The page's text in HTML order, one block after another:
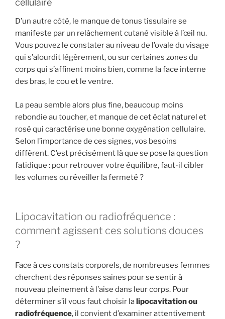
D’un autre côté, le manque de tonus tissulaire se
manifeste par un relâchement cutané visible à l’œil nu.
Vous pouvez le constater au niveau de l’ovale du visage
qui s’alourdit légèrement, ou sur certaines zones du
corps qui s’affinent moins bien, comme la face interne
des bras, le cou et le ventre.
La peau semble alors plus fine, beaucoup moins
rebondie au toucher, et manque de cet éclat naturel et
rosé qui caractérise une bonne oxygénation cellulaire.
Selon l’importance de ces signes, vos besoins
diffèrent. C’est précisément là que se pose la question
fatidique : pour retrouver votre équilibre, faut-il cibler
les volumes ou réveiller la fermeté ?
Lipocavitation ou radiofréquence :
comment agissent ces solutions douces
?
Face à ces constats corporels, de nombreuses femmes
cherchent des réponses saines pour se sentir à
nouveau pleinement à l’aise dans leur corps. Pour
déterminer s’il vous faut choisir lalipocavitation ou
radiofréquence, il convient d’examiner attentivement